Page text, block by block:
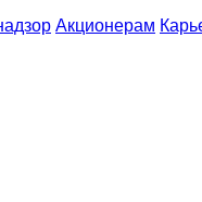
Акционерам